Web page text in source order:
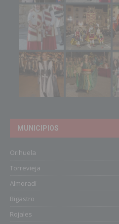
MUNICIPIOS
Orihuela
Torrevieja
Almoradí
Bigastro
Rojales